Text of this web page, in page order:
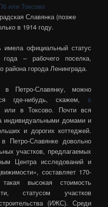
Славянка (позже
в 1914 году.
имела официальный статус
– рабочего поселка,
района города Ленинграда.
Петро-Славянку, можно
где-нибудь, скажем, в
или в Токсово. Почти вся
индивидуальными домами и
и дорогих коттеджей.
Петро-Славянке довольно
участков, предлагаемых
Центра исследований и
составляет 170-
высокая стоимость
статусом участков
(ИЖС). Среди